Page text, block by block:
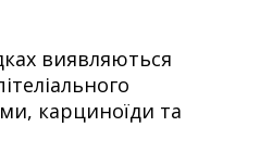
виявляються
карциноїди та